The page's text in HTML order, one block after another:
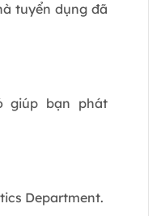
tuyển dụng đã
giúp bạn phát
Department.